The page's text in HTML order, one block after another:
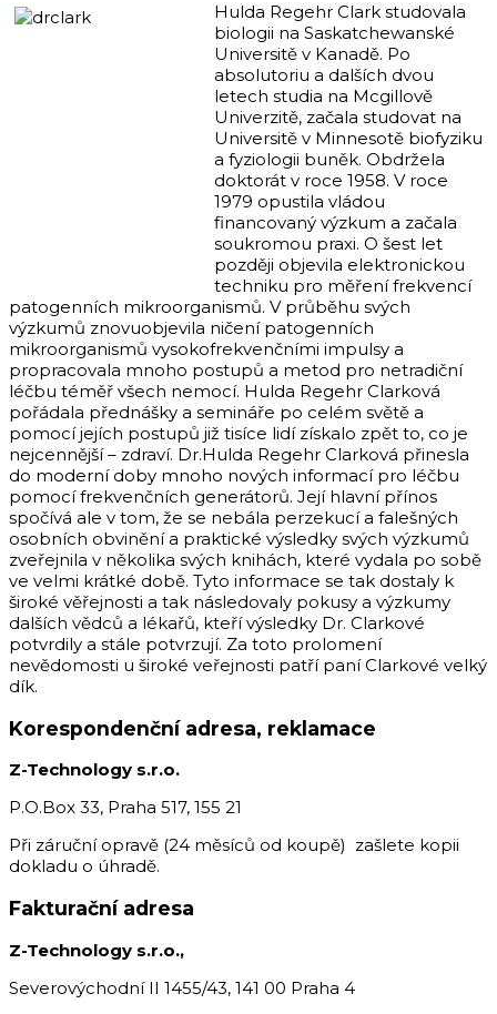
Hulda Regehr Clark studovala
biologii na Saskatchewanské
Universitě v Kanadě. Po
absolutoriu a dalších dvou
letech studia na Mcgillově
Univerzitě, začala studovat na
Universitě v Minnesotě biofyziku
a fyziologii buněk. Obdržela
doktorát v roce 1958. V roce
1979 opustila vládou
financovaný výzkum a začala
soukromou praxi. O šest let
později objevila elektronickou
techniku pro měření frekvencí
patogenních mikroorganismů. V průběhu svých
výzkumů znovuobjevila ničení patogenních
mikroorganismů vysokofrekvenčními impulsy a
propracovala mnoho postupů a metod pro netradiční
léčbu téměř všech nemocí. Hulda Regehr Clarková
pořádala přednášky a semináře po celém světě a
pomocí jejích postupů již tisíce lidí získalo zpět to, co je
nejcennější – zdraví. Dr.Hulda Regehr Clarková přinesla
do moderní doby mnoho nových informací pro léčbu
pomocí frekvenčních generátorů. Její hlavní přínos
spočívá ale v tom, že se nebála perzekucí a falešných
osobních obvinění a praktické výsledky svých výzkumů
zveřejnila v několika svých knihách, které vydala po sobě
ve velmi krátké době. Tyto informace se tak dostaly k
široké věřejnosti a tak následovaly pokusy a výzkumy
dalších vědců a lékařů, kteří výsledky Dr. Clarkové
potvrdily a stále potvrzují. Za toto prolomení
nevědomosti u široké veřejnosti patří paní Clarkové velký
dík.
Korespondenční adresa, reklamace
Z-Technology s.r.o.
P.O.Box 33, Praha 517, 155 21
Při záruční opravě (24 měsíců od koupě) zašlete kopii
dokladu o úhradě.
Fakturační adresa
Z-Technology s.r.o.,
Severovýchodní II 1455/43, 141 00 Praha 4